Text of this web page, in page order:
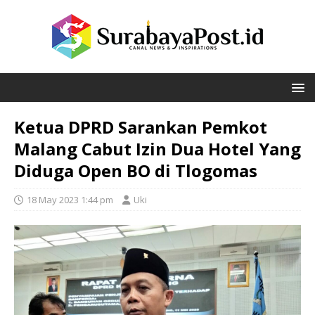
Ketua DPRD Sarankan Pemkot
Malang Cabut Izin Dua Hotel Yang
Diduga Open BO di Tlogomas
18 May 2023 1:44 pm Uki